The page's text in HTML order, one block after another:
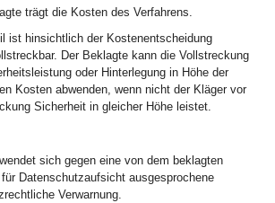
trägt die Kosten des Verfahrens.
ist hinsichtlich der Kostenentscheidung
Der Beklagte kann die Vollstreckung
oder Hinterlegung in Höhe der
Kosten abwenden, wenn nicht der Kläger vor
Sicherheit in gleicher Höhe leistet.
sich gegen eine von dem beklagten
für Datenschutzaufsicht ausgesprochene
Verwarnung.